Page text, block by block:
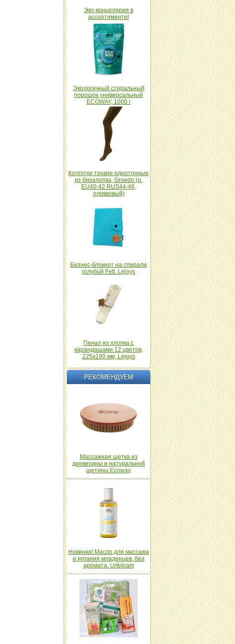
Эко-концелярия в
ассортименте!
Экологичный стиральный
порошок универсальный
ECOWAY, 1000 г
Колготки тонкие однотонные
из биохлопка, Groedo (р.
EU40-42 RUS44-46,
оливковый)
Бизнес-блокнот на спирали
голубой Felt. Lejoys
Пенал из хлопка с
карандашами 12 цветов,
225x190 мм, Lejoys
РЕКОМЕНДУЕМ
Массажная щетка из
древесины и натуральной
щетины.Ecoway
Новинка! Масло для массажа
и купания младенцев, без
аромата. Urtekram